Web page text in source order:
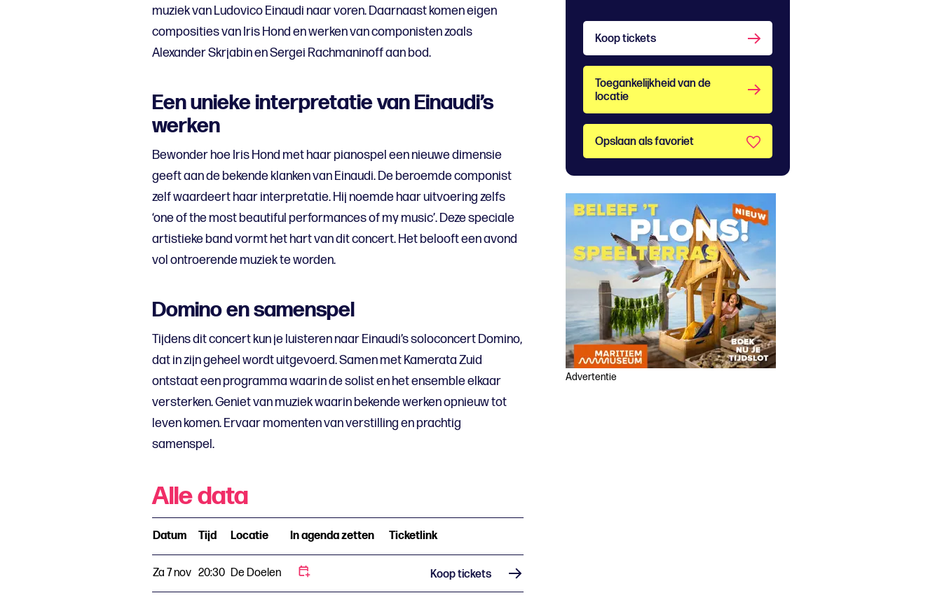
muziek van Ludovico Einaudi naar voren. Daarnaast komen eigen
composities van Iris Hond en werken van componisten zoals
Alexander Skrjabin en Sergei Rachmaninoff aan bod.
Een unieke interpretatie van Einaudi’s
werken
Bewonder hoe Iris Hond met haar pianospel een nieuwe dimensie
geeft aan de bekende klanken van Einaudi. De beroemde componist
zelf waardeert haar interpretatie. Hij noemde haar uitvoering zelfs
‘one of the most beautiful performances of my music’. Deze speciale
artistieke band vormt het hart van dit concert. Het belooft een avond
vol ontroerende muziek te worden.
Domino en samenspel
Tijdens dit concert kun je luisteren naar Einaudi’s soloconcert Domino,
dat in zijn geheel wordt uitgevoerd. Samen met Kamerata Zuid
ontstaat een programma waarin de solist en het ensemble elkaar
versterken. Geniet van muziek waarin bekende werken opnieuw tot
leven komen. Ervaar momenten van verstilling en prachtig
samenspel.
Alle data
Datum Tijd Locatie In agenda zetten Ticketlink
Za 7 nov 20:30 De Doelen Koop tickets
Koop tickets
Toegankelijkheid van de
locatie
Opslaan als favoriet
Advertentie